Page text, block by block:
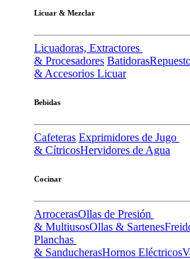
Licuar & Mezclar
Licuadoras, Extractores
& Procesadores Batidoras
& Accesorios Licuar
Bebidas
Cafeteras Exprimidores de Jugo
& CítricosHervidores de Agua
Cocinar
ArrocerasOllas de Presión
& MultiusosOllas & Sartenes
Planchas
& SanducherasHornos Eléctricos